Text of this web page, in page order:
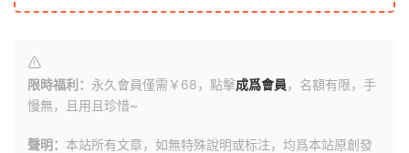
限時福利： 永久會員僅需￥68，點擊成爲會員，名額有限，手
慢無，且用且珍惜~
聲明： 本站所有文章，如無特殊說明或标注，均爲本站原創發